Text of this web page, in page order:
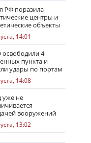
РФ поразила
центры и
объекты
14:01
освободили 4
пункта и
удары по портам
14:08
уже не
вооружений
13:02